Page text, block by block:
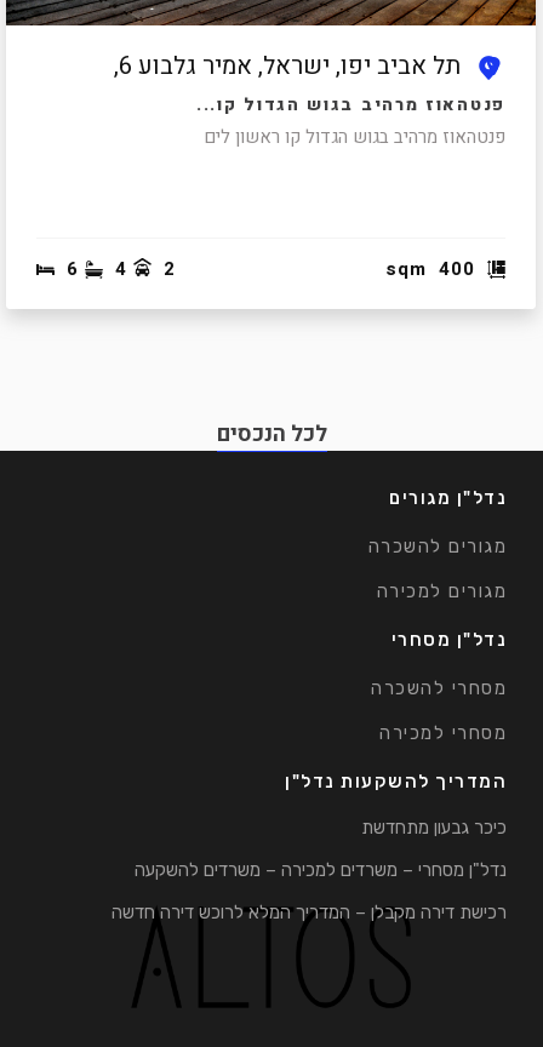
תל אביב יפו, ישראל, אמיר גלבוע 6,
פנטהאוז מרהיב בגוש הגדול קו...
פנטהאוז מרהיב בגוש הגדול קו ראשון לים
sqm 400
6 4 2
לכל הנכסים
נדל"ן מגורים
מגורים להשכרה
מגורים למכירה
נדל"ן מסחרי
מסחרי להשכרה
מסחרי למכירה
המדריך להשקעות נדל"ן
כיכר גבעון מתחדשת
נדל"ן מסחרי – משרדים למכירה – משרדים להשקעה
רכישת דירה מקבלן – המדריך המלא לרוכש דירה חדשה